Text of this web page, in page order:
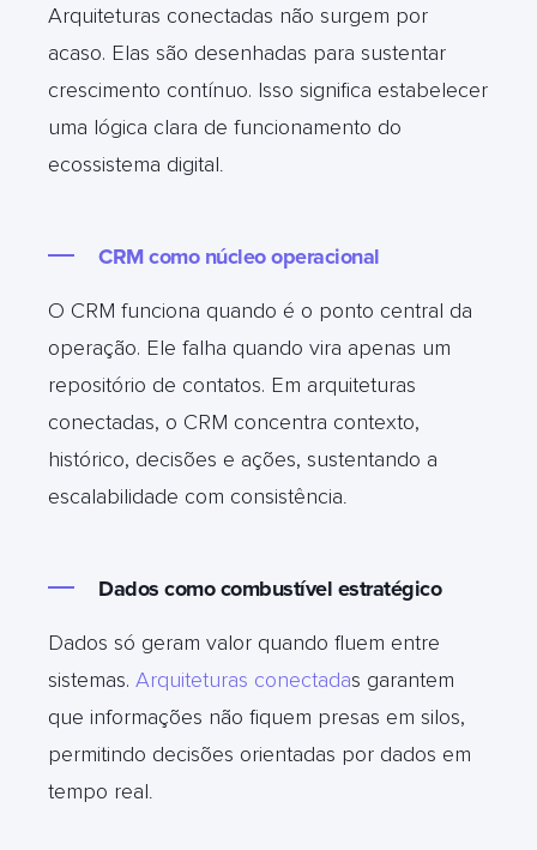
Arquiteturas conectadas não surgem por
acaso. Elas são desenhadas para sustentar
crescimento contínuo. Isso significa estabelecer
uma lógica clara de funcionamento do
ecossistema digital.
CRM como núcleo operacional
O CRM funciona quando é o ponto central da
operação. Ele falha quando vira apenas um
repositório de contatos. Em arquiteturas
conectadas, o CRM concentra contexto,
histórico, decisões e ações, sustentando a
escalabilidade com consistência.
Dados como combustível estratégico
Dados só geram valor quando fluem entre
sistemas. Arquiteturas conectadas garantem
que informações não fiquem presas em silos,
permitindo decisões orientadas por dados em
tempo real.